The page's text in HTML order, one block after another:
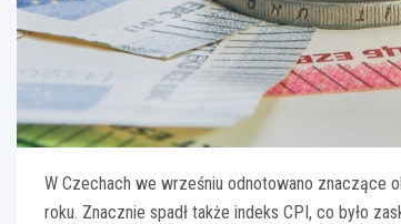
W Czechach we wrześniu odnotowano znaczące
roku. Znacznie spadł także indeks CPI, co było